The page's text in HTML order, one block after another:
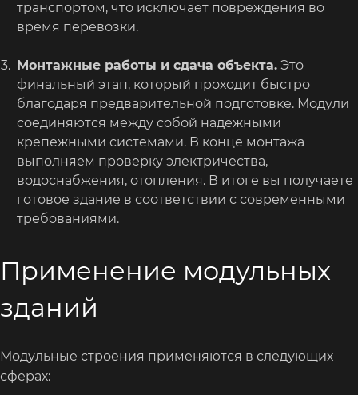
транспортом, что исключает повреждения во
время перевозки.
Монтажные работы и сдача объекта. Это
финальный этап, который проходит быстро
благодаря предварительной подготовке. Модули
соединяются между собой надежными
крепежными системами. В конце монтажа
выполняем проверку электричества,
водоснабжения, отопления. В итоге вы получаете
готовое здание в соответствии с современными
требованиями.
Применение модульных
зданий
Модульные строения применяются в следующих
сферах: